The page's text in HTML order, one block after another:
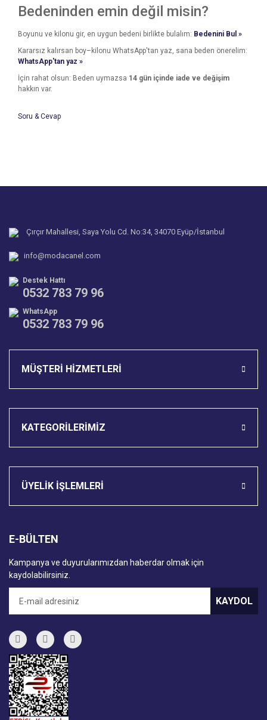
Bedeninden emin değil misin?
Boyunu ve kilonu gir, en uygun bedeni birlikte bulalım: Bedenini Bul »
Kararsız kalırsan boy–kilonu WhatsApp'tan yaz, sana beden önerelim:
WhatsApp'tan yaz »
İçin rahat olsun: Beden uymazsa 14 gün içinde iade ve değişim
hakkın var.
Bu ürüne benzer farklı alternatifler olmalı.
Soru & Cevap
Çırçır Mahallesi, Saya Yolu Cd. No:34, 34070 Eyüp/İstanbul
info@modacanel.com
Destek Hattı
0532 783 79 96
WhatsApp
0532 783 79 96
MÜŞTERİ HİZMETLERİ
KATEGORİLERİMİZ
ÜYELİK İŞLEMLERİ
E-BÜLTEN
Kampanya ve duyurularımızdan haberdar olmak için
kaydolabilirsiniz.
KAYDOL